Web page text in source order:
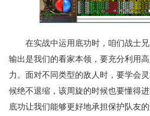
在实战中运用底功时，咱们战士
输出是我们的看家本领，要充分利用
力。面对不同类型的敌人时，要学会
候绝不退缩，该周旋的时候也要懂得
底功让我们能够更好地承担保护队友